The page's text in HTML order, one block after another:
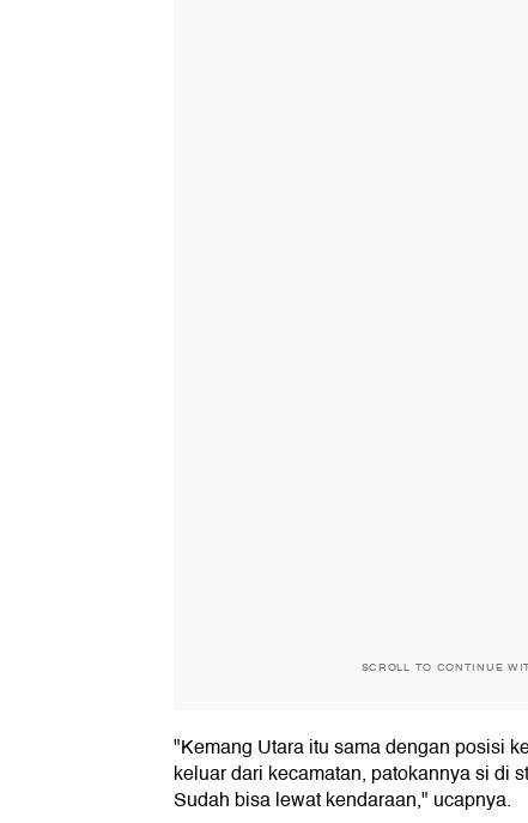
SCROLL TO CONTINUE
"Kemang Utara itu sama dengan posisi
keluar dari kecamatan, patokannya si di
Sudah bisa lewat kendaraan," ucapnya.